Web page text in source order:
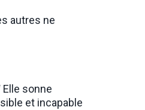
autres ne
Elle sonne
et incapable